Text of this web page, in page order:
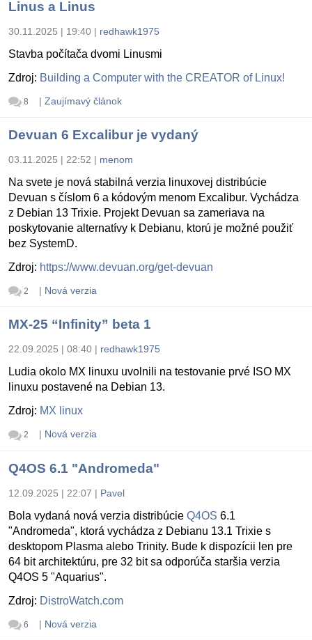
Linus a Linus
30.11.2025 | 19:40 | redhawk1975
Stavba počítača dvomi Linusmi
Zdroj: Building a Computer with the CREATOR of Linux!
8 | Zaujímavý článok
Devuan 6 Excalibur je vydaný
03.11.2025 | 22:52 | menom
Na svete je nová stabilná verzia linuxovej distribúcie
Devuan s číslom 6 a kódovým menom Excalibur. Vychádza
z Debian 13 Trixie. Projekt Devuan sa zameriava na
poskytovanie alternatívy k Debianu, ktorú je možné použiť
bez SystemD.
Zdroj: https://www.devuan.org/get-devuan
2 | Nová verzia
MX-25 “Infinity” beta 1
22.09.2025 | 08:40 | redhawk1975
Ludia okolo MX linuxu uvolnili na testovanie prvé ISO MX
linuxu postavené na Debian 13.
Zdroj: MX linux
2 | Nová verzia
Q4OS 6.1 "Andromeda"
12.09.2025 | 22:07 | Pavel
Bola vydaná nová verzia distribúcie Q4OS 6.1
"Andromeda", ktorá vychádza z Debianu 13.1 Trixie s
desktopom Plasma alebo Trinity. Bude k dispozícii len pre
64 bit architektúru, pre 32 bit sa odporúča staršia verzia
Q4OS 5 "Aquarius".
Zdroj: DistroWatch.com
6 | Nová verzia